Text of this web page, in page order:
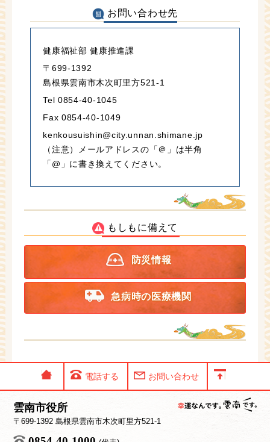
お問い合わせ先
健康福祉部 健康推進課
〒699-1392
島根県雲南市木次町里方521-1
Tel 0854-40-1045
Fax 0854-40-1049
kenkousuishin@city.unnan.shimane.jp
（注意）メールアドレスの「＠」は半角
「@」に書き換えてください。
もしもに備えて
防災情報
急病時の医療機関
電話する お問い合わせ
雲南市役所
〒699-1392 島根県雲南市木次町里方521-1